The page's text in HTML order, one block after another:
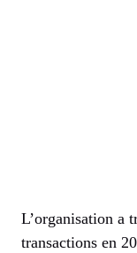
L’organisation a
transactions en